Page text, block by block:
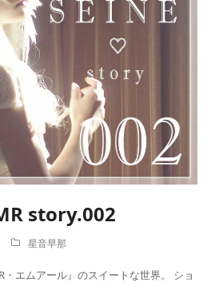
story.002
星音早那
エムアール』のスイートな世界。 ショ